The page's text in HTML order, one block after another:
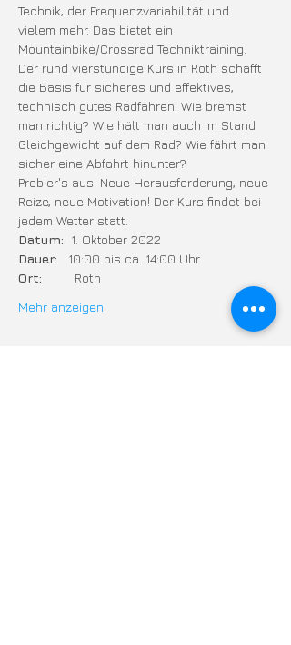
Technik, der Frequenzvariabilität und
vielem mehr. Das bietet ein
Mountainbike/Crossrad Techniktraining.
Der rund vierstündige Kurs in Roth schafft
die Basis für sicheres und effektives,
technisch gutes Radfahren. Wie bremst
man richtig? Wie hält man auch im Stand
Gleichgewicht auf dem Rad? Wie fährt man
sicher eine Abfahrt hinunter?
Probier's aus: Neue Herausforderung, neue
Reize, neue Motivation! Der Kurs findet bei
jedem Wetter statt.
Datum: 1. Oktober 2022
Dauer: 10:00 bis ca. 14:00 Uhr
Ort: Roth
Mehr anzeigen